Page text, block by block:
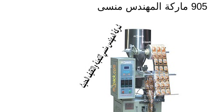
905 ماركة المهندس منسى